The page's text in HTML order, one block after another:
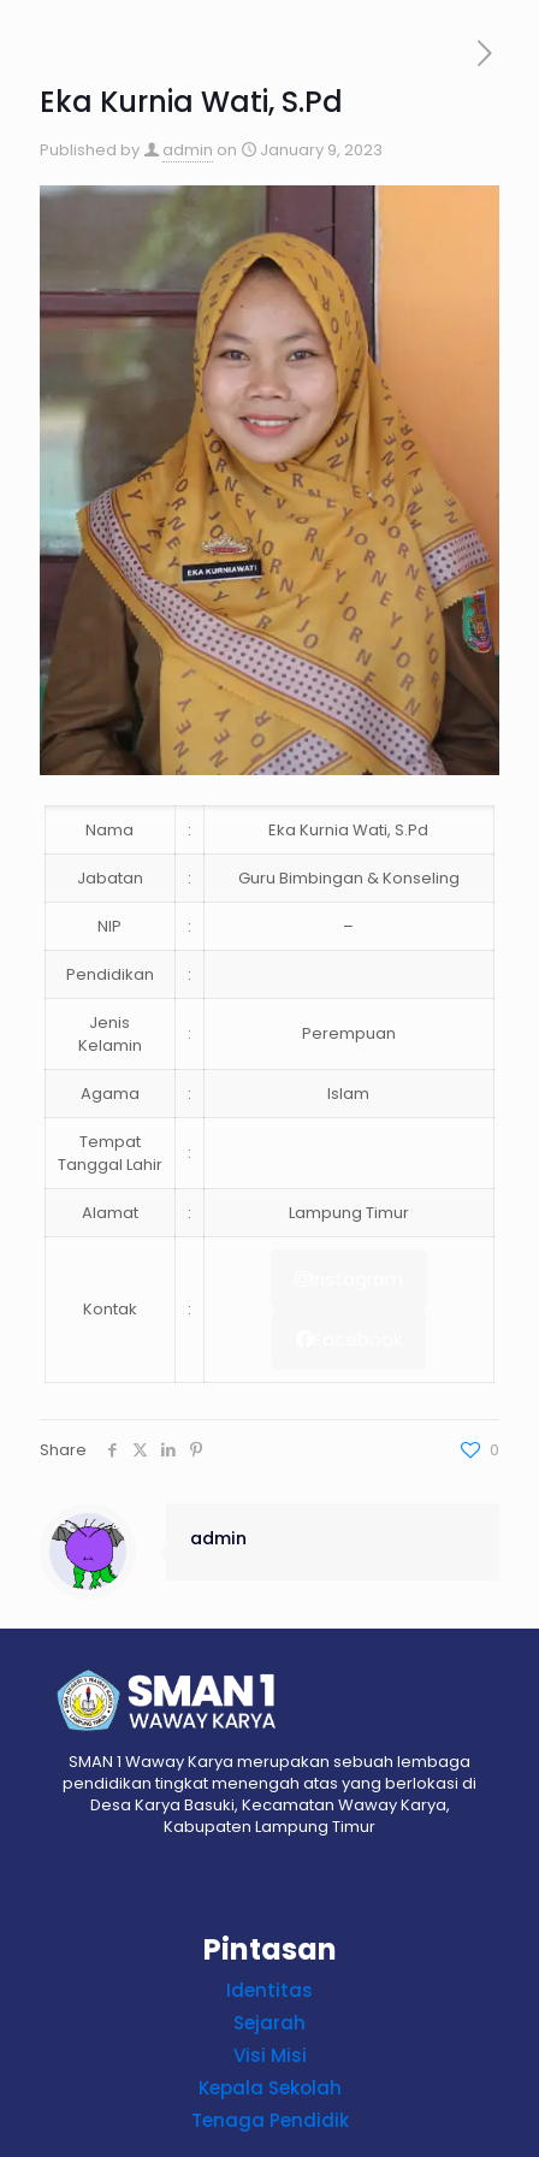
Eka Kurnia Wati, S.Pd
Published by admin on January 9, 2023
Nama : Eka Kurnia Wati, S.Pd
Jabatan : Guru Bimbingan & Konseling
NIP : –
Pendidikan :
Jenis
Kelamin
: Perempuan
Agama : Islam
Tempat
Tanggal Lahir
:
Alamat : Lampung Timur
Kontak :
Share 0
admin
SMAN 1 Waway Karya merupakan sebuah lembaga
pendidikan tingkat menengah atas yang berlokasi di
Desa Karya Basuki, Kecamatan Waway Karya,
Kabupaten Lampung Timur
Pintasan
Identitas
Sejarah
Visi Misi
Kepala Sekolah
Tenaga Pendidik